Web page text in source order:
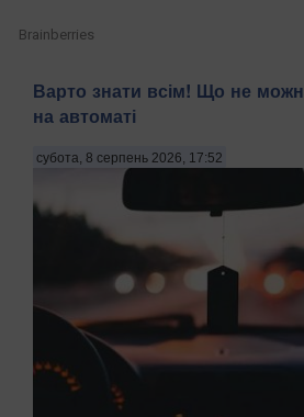
Brainberries
Варто знати всім! Що не
на автоматі
субота, 8 серпень 2026, 17:52